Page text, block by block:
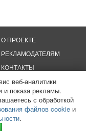
О ПРОЕКТЕ
РЕКЛАМОДАТЕЛЯМ
КОНТАКТЫ
файлов cookie
Монетизация
веб-аналитики
и показа рекламы.
с обработкой
файлов cookieи
.